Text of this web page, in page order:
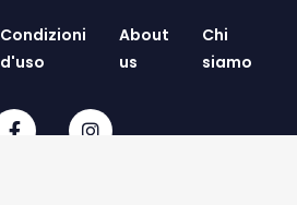
Condizioni
d'uso
About
us
Chi
siamo